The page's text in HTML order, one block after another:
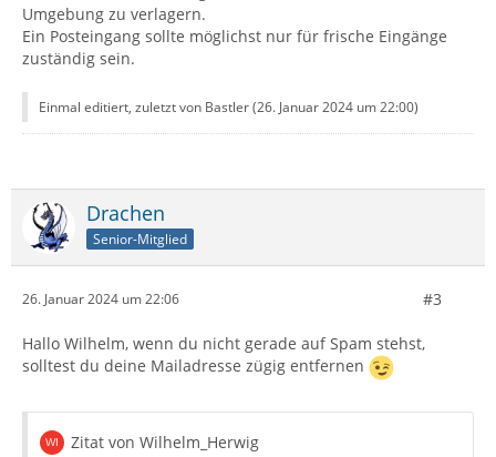
Umgebung zu verlagern.
Ein Posteingang sollte möglichst nur für frische Eingänge
zuständig sein.
Einmal editiert, zuletzt von Bastler (26. Januar 2024 um 22:00)
Drachen
Senior-Mitglied
26. Januar 2024 um 22:06 #3
Hallo Wilhelm, wenn du nicht gerade auf Spam stehst,
solltest du deine Mailadresse zügig entfernen
Zitat von Wilhelm_Herwig